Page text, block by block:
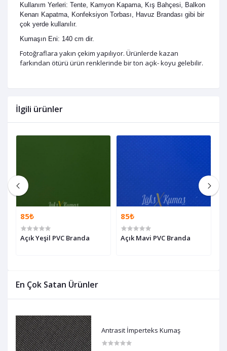
En Çok Satan Ürünler
Antrasit İmperteks Kumaş
Kullanım Yerleri: Tente, Kamyon Kapama, Kış Bahçesi, Balkon
Kenarı Kapatma, Konfeksiyon Torbası, Havuz Brandası gibi bir
çok yerde kullanılır.
Kumaşın Eni: 140 cm dir.
Fotoğraflara yakın çekim yapılıyor. Ürünlerde kazan
farkından ötürü ürün renklerinde bir ton açık- koyu gelebilir.
İlgili ürünler
85₺
Açık Yeşil PVC Branda
85₺
Açık Mavi PVC Branda